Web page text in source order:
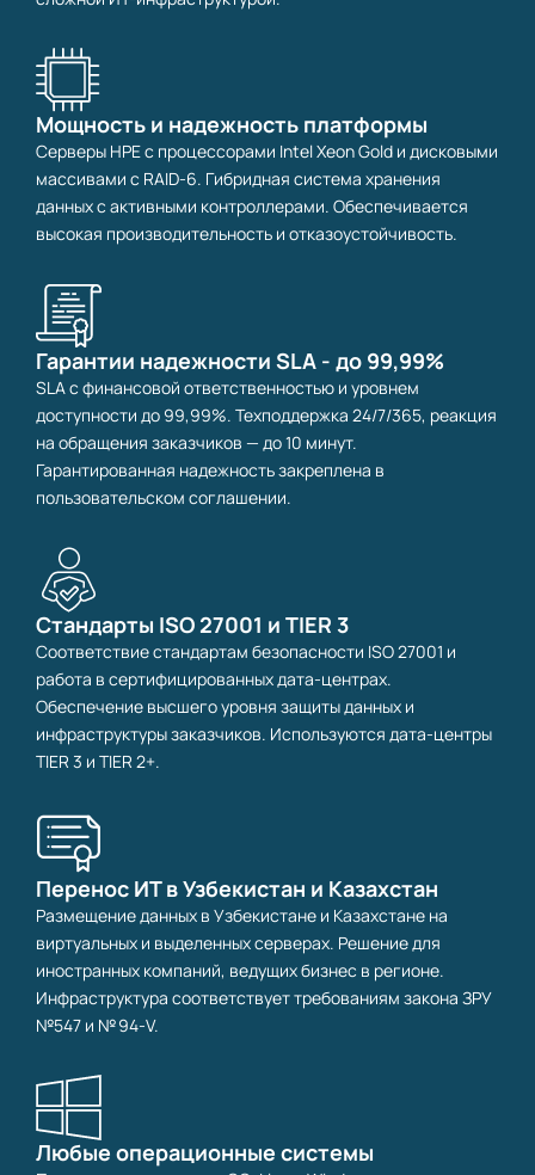
Мощность и надежность платформы
Серверы HPE с процессорами Intel Xeon Gold и дисковыми
массивами с RAID-6. Гибридная система хранения
данных с активными контроллерами. Обеспечивается
высокая производительность и отказоустойчивость.
Гарантии надежности SLA - до 99,99%
SLA с финансовой ответственностью и уровнем
доступности до 99,99%. Техподдержка 24/7/365, реакция
на обращения заказчиков — до 10 минут.
Гарантированная надежность закреплена в
пользовательском соглашении.
Стандарты ISO 27001 и TIER 3
Соответствие стандартам безопасности ISO 27001 и
работа в сертифицированных дата-центрах.
Обеспечение высшего уровня защиты данных и
инфраструктуры заказчиков. Используются дата-центры
TIER 3 и TIER 2+.
Перенос ИТ в Узбекистан и Казахстан
Размещение данных в Узбекистане и Казахстане на
виртуальных и выделенных серверах. Решение для
иностранных компаний, ведущих бизнес в регионе.
Инфраструктура соответствует требованиям закона ЗРУ
№547 и № 94‑V.
Любые операционные системы